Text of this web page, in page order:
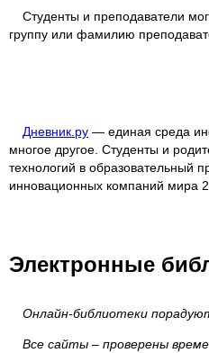
Студенты и преподаватели
группу или фамилию
Дневник.ру — единая среда
многое другое. Студенты и
технологий в образовательный
инновационных компаний мира
Электронные
Онлайн-библиотеки
Все сайты – проверены